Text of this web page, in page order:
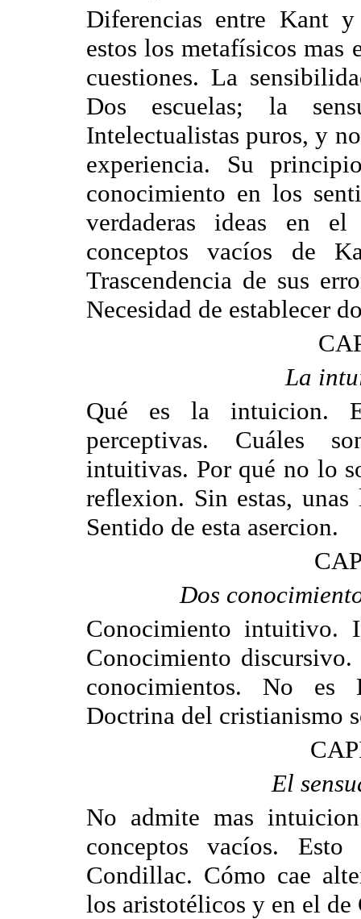
Diferencias entre Kant
estos los metafísicos mas
cuestiones. La
Dos escuelas; la
Intelectualistas puros, y
experiencia. Su
conocimiento en los
verdaderas ideas en
conceptos vacíos de
Trascendencia de sus
Necesidad de establecer
La
Qué es la intuicion.
perceptivas. Cuáles
intuitivas. Por qué no lo
reflexion. Sin estas,
Sentido de esta asercion.
Dos
Conocimiento intuitivo.
Conocimiento
conocimientos. No es
Doctrina del cristianismo
El
No admite mas
conceptos vacíos.
Condillac. Cómo cae
los aristotélicos y en el